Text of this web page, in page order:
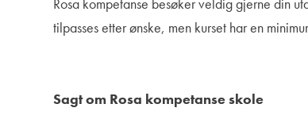
tilpasses etter ønske, men kurset har en
Sagt om Rosa kompetanse skole